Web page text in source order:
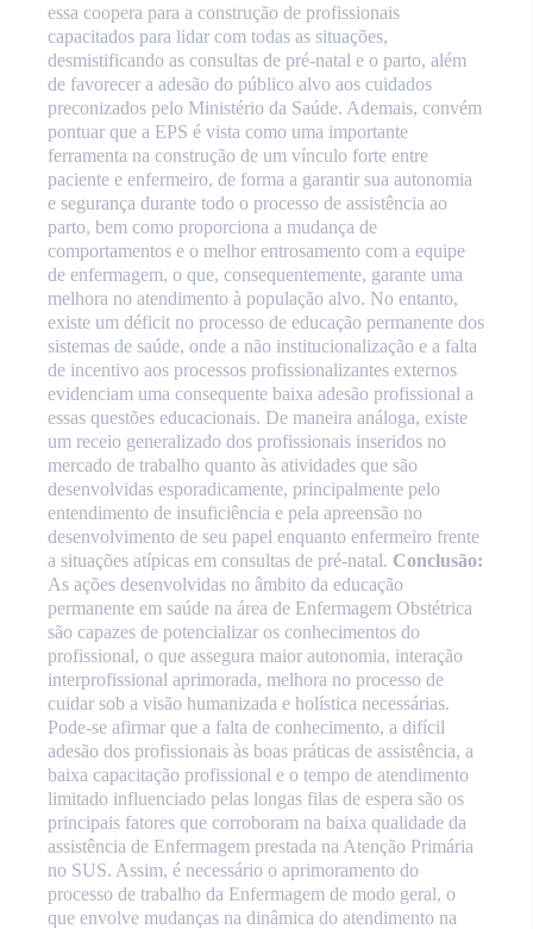
essa coopera para a construção de profissionais
capacitados para lidar com todas as situações,
desmistificando as consultas de pré-natal e o parto, além
de favorecer a adesão do público alvo aos cuidados
preconizados pelo Ministério da Saúde. Ademais, convém
pontuar que a EPS é vista como uma importante
ferramenta na construção de um vínculo forte entre
paciente e enfermeiro, de forma a garantir sua autonomia
e segurança durante todo o processo de assistência ao
parto, bem como proporciona a mudança de
comportamentos e o melhor entrosamento com a equipe
de enfermagem, o que, consequentemente, garante uma
melhora no atendimento à população alvo. No entanto,
existe um déficit no processo de educação permanente dos
sistemas de saúde, onde a não institucionalização e a falta
de incentivo aos processos profissionalizantes externos
evidenciam uma consequente baixa adesão profissional a
essas questões educacionais. De maneira análoga, existe
um receio generalizado dos profissionais inseridos no
mercado de trabalho quanto às atividades que são
desenvolvidas esporadicamente, principalmente pelo
entendimento de insuficiência e pela apreensão no
desenvolvimento de seu papel enquanto enfermeiro frente
a situações atípicas em consultas de pré-natal. Conclusão:
As ações desenvolvidas no âmbito da educação
permanente em saúde na área de Enfermagem Obstétrica
são capazes de potencializar os conhecimentos do
profissional, o que assegura maior autonomia, interação
interprofissional aprimorada, melhora no processo de
cuidar sob a visão humanizada e holística necessárias.
Pode-se afirmar que a falta de conhecimento, a difícil
adesão dos profissionais às boas práticas de assistência, a
baixa capacitação profissional e o tempo de atendimento
limitado influenciado pelas longas filas de espera são os
principais fatores que corroboram na baixa qualidade da
assistência de Enfermagem prestada na Atenção Primária
no SUS. Assim, é necessário o aprimoramento do
processo de trabalho da Enfermagem de modo geral, o
que envolve mudanças na dinâmica do atendimento na